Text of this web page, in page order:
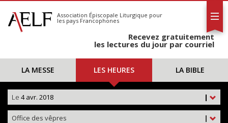
S'abonner
Calendrier
Association Épiscopale Liturgique pour
les pays Francophones
Recevez gratuitement
les lectures du jour par courriel
LA MESSE LES HEURES LA BIBLE
|
Le 4 avr. 2018
|
Office des vêpres